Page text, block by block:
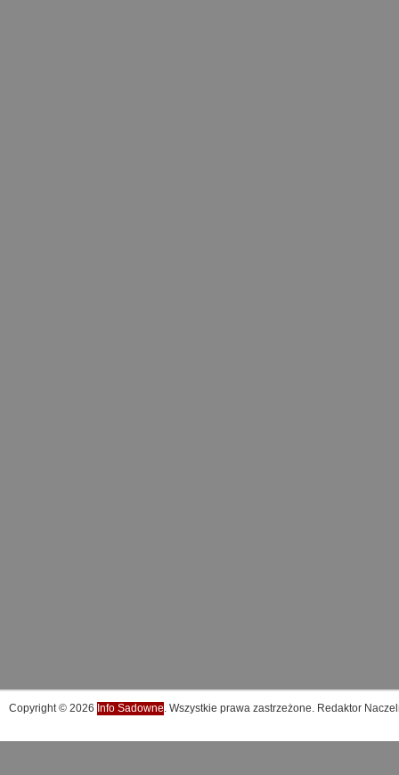
Copyright © 2026 Info Sadowne. Wszystkie prawa zastrzeżone. Redaktor